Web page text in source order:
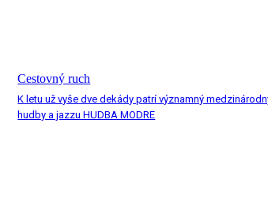
Cestovný ruch
K letu už vyše dve dekády patrí významný
hudby a jazzu HUDBA MODRE